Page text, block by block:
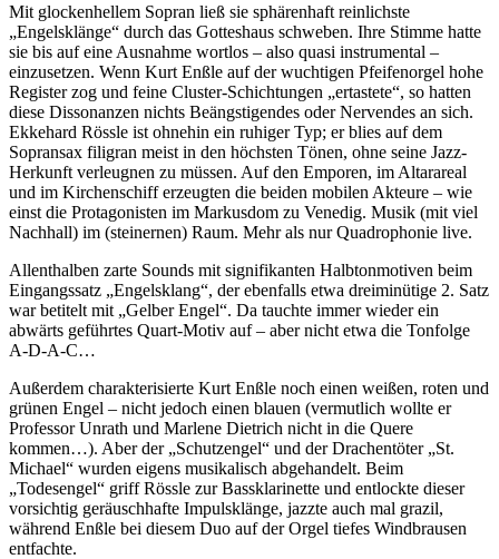
Mit glockenhellem Sopran ließ sie sphärenhaft reinlichste
„Engelsklänge“ durch das Gotteshaus schweben. Ihre Stimme hatte
sie bis auf eine Ausnahme wortlos – also quasi instrumental –
einzusetzen. Wenn Kurt Enßle auf der wuchtigen Pfeifenorgel hohe
Register zog und feine Cluster-Schichtungen „ertastete“, so hatten
diese Dissonanzen nichts Beängstigendes oder Nervendes an sich.
Ekkehard Rössle ist ohnehin ein ruhiger Typ; er blies auf dem
Sopransax filigran meist in den höchsten Tönen, ohne seine Jazz-
Herkunft verleugnen zu müssen. Auf den Emporen, im Altarareal
und im Kirchenschiff erzeugten die beiden mobilen Akteure – wie
einst die Protagonisten im Markusdom zu Venedig. Musik (mit viel
Nachhall) im (steinernen) Raum. Mehr als nur Quadrophonie live.
Allenthalben zarte Sounds mit signifikanten Halbtonmotiven beim
Eingangssatz „Engelsklang“, der ebenfalls etwa dreiminütige 2. Satz
war betitelt mit „Gelber Engel“. Da tauchte immer wieder ein
abwärts geführtes Quart-Motiv auf – aber nicht etwa die Tonfolge
A-D-A-C…
Außerdem charakterisierte Kurt Enßle noch einen weißen, roten und
grünen Engel – nicht jedoch einen blauen (vermutlich wollte er
Professor Unrath und Marlene Dietrich nicht in die Quere
kommen…). Aber der „Schutzengel“ und der Drachentöter „St.
Michael“ wurden eigens musikalisch abgehandelt. Beim
„Todesengel“ griff Rössle zur Bassklarinette und entlockte dieser
vorsichtig geräuschhafte Impulsklänge, jazzte auch mal grazil,
während Enßle bei diesem Duo auf der Orgel tiefes Windbrausen
entfachte.